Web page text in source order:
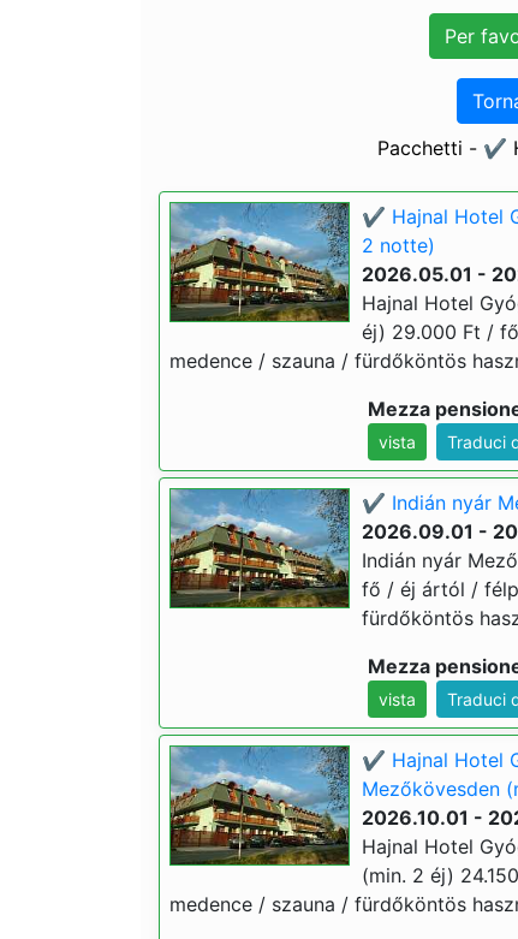
Pacchetti - ✔️
✔️ Hajnal Hotel
2 notte)
2026.05.01 -
Hajnal Hotel
éj) 29.000 Ft /
medence / szauna / fürdőköntös
Mezza
vista Traduci
✔️ Indián nyár
2026.09.01 -
Indián nyár
fő / éj ártól /
fürdőköntös
Mezza
vista Traduci
✔️ Hajnal Hotel
Mezőkövesden
2026.10.01 -
Hajnal Hotel
(min. 2 éj)
medence / szauna / fürdőköntös